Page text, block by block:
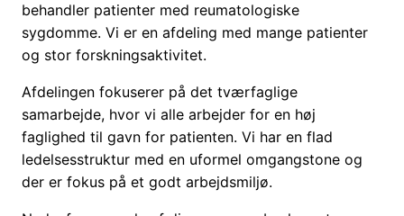
behandler patienter med reumatologiske
sygdomme. Vi er en afdeling med mange patienter
og stor forskningsaktivitet.
Afdelingen fokuserer på det tværfaglige
samarbejde, hvor vi alle arbejder for en høj
faglighed til gavn for patienten. Vi har en flad
ledelsesstruktur med en uformel omgangstone og
der er fokus på et godt arbejdsmiljø.